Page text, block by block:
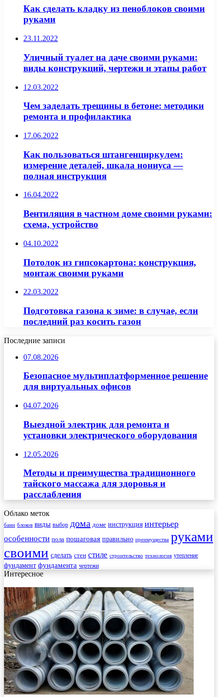
Как сделать кладку из пеноблоков своими
руками
23.11.2022
Уличный туалет на даче своими руками:
виды конструкций, чертежи и этапы работ
12.03.2022
Чем заделать трещины в бетоне: методики
ремонта и профилактика
17.06.2022
Как пользоваться штангенциркулем:
измерение деталей, шкала нониуса —
полная инструкция
16.04.2022
Вентиляция в частном доме своими руками:
схема, устройство
04.10.2022
Потолок из гипсокартона: конструкция,
монтаж своими руками
22.03.2022
Подготовка газона к зиме: в случае, если
последний раз косить газон
Последние записи
07.08.2026
Безопасное мультиплатформенное решение
для виртуальных офисов
04.07.2026
Выездной электрик для ремонта и
установки электрического оборудования
12.05.2026
Методы и преимущества традиционного
тайского массажа для здоровья и
расслабления
Облако меток
бани блоков виды выбор дома доме инструкция интерьер
особенности пола пошаговая правильно преимущества руками
своими сделать стен стиле строительство технология утепление
фундамент фундамента чертежи
Интересное